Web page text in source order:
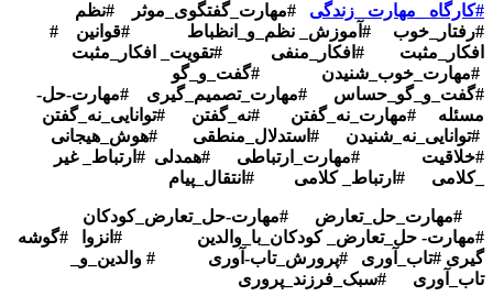
#کارگاه _مهارت _زندگی #مهارت_گفتگوی_موثر #نظم
#رفتار_خوب #آموزش_ نظم_و_انظباط #قوانین #
افکار_مثبت #افکار_منفی #تقویت_ افکار_مثبت
#مهارت_خوب_شنیدن #گفت_و_گو
#گفت_و_گو_حساس #مهارت_تصمیم_گیری #مهارت-حل-
مسئله #مهارت_نه_گفتن #نه_گفتن #توانایی_نه_گفتن
#توانایی_نه_شنیدن #استدلال_منطقی #هوش_هیجانی
#خلاقیت #مهارت_ارتباطی #همدلی #ارتباط_ غیر
_کلامی #ارتباط_ کلامی #انتقال_پیام
#مهارت_حل_تعارض #مهارت-حل_تعارض_کودکان
#مهارت- حل_تعارض_ کودکان_با_والدین
#انزوا #گوشه
گیری #تاب_آوری #پرورش_تاب-آوری # والدین_و_
تاب_آوری
#سبک_فرزند_پروری